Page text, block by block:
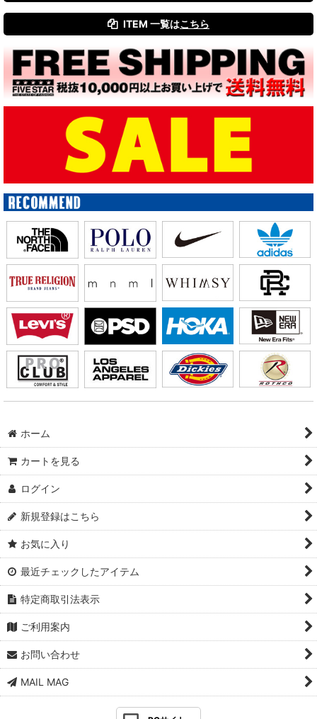
ITEM 一覧はこちら
ホーム
カートを見る
ログイン
新規登録はこちら
お気に入り
最近チェックしたアイテム
特定商取引法表示
ご利用案内
お問い合わせ
MAIL MAG